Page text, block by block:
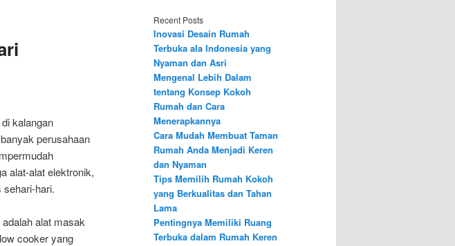
kalangan
perusahaan
alat-alat elektronik,
hari.
alat masak
cooker yang
Recent Posts
Inovasi Desain Rumah
Terbuka ala Indonesia yang
Nyaman dan Asri
Mengenal Lebih Dalam
tentang Konsep Kokoh
Rumah dan Cara
Menerapkannya
Cara Mudah Membuat Taman
Rumah Anda Menjadi Keren
dan Nyaman
Tips Memilih Rumah Kokoh
yang Berkualitas dan Tahan
Lama
Pentingnya Memiliki Ruang
Terbuka dalam Rumah Keren